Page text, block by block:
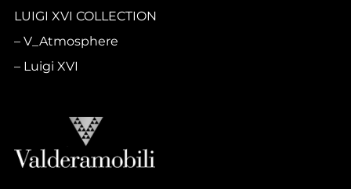
LUIGI XVI COLLECTION
V_Atmosphere
Luigi XVI